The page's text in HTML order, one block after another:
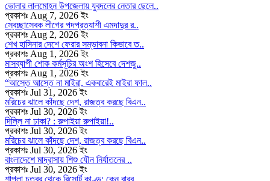
ভোলার লালমোহন উপজেলায় যুবদলের নেতার ছেলে..
প্রকাশঃ Aug 7, 2026 ইং
স্বেচ্ছাসেবক লীগের পদপ্রত্যাশী এমদাদুর র..
প্রকাশঃ Aug 2, 2026 ইং
শেখ হাসিনার দেশে ফেরার সম্ভাবনা কিভাবে ত..
প্রকাশঃ Aug 1, 2026 ইং
মাসব্যাপী শোক কর্মসূচির অংশ হিসেবে দেশজু..
প্রকাশঃ Aug 1, 2026 ইং
“আস্তে আস্তে না মাইরা, একবারেই মাইরা ফাল..
প্রকাশঃ Jul 31, 2026 ইং
মরিচের ঝালে কাঁদছে দেশ, রাজত্ব করছে বিএন..
প্রকাশঃ Jul 30, 2026 ইং
দিল্লি না ঢাকা? : রুপাইয়া রুপাইয়া!..
প্রকাশঃ Jul 30, 2026 ইং
মরিচের ঝালে কাঁদছে দেশ, রাজত্ব করছে বিএন..
প্রকাশঃ Jul 30, 2026 ইং
বাংলাদেশে মাদ্রাসায় শিশু যৌন নির্যাতনের ..
প্রকাশঃ Jul 30, 2026 ইং
শাপলা চত্বর থেকে রিসোর্ট কাণ্ড: কেন বারব..